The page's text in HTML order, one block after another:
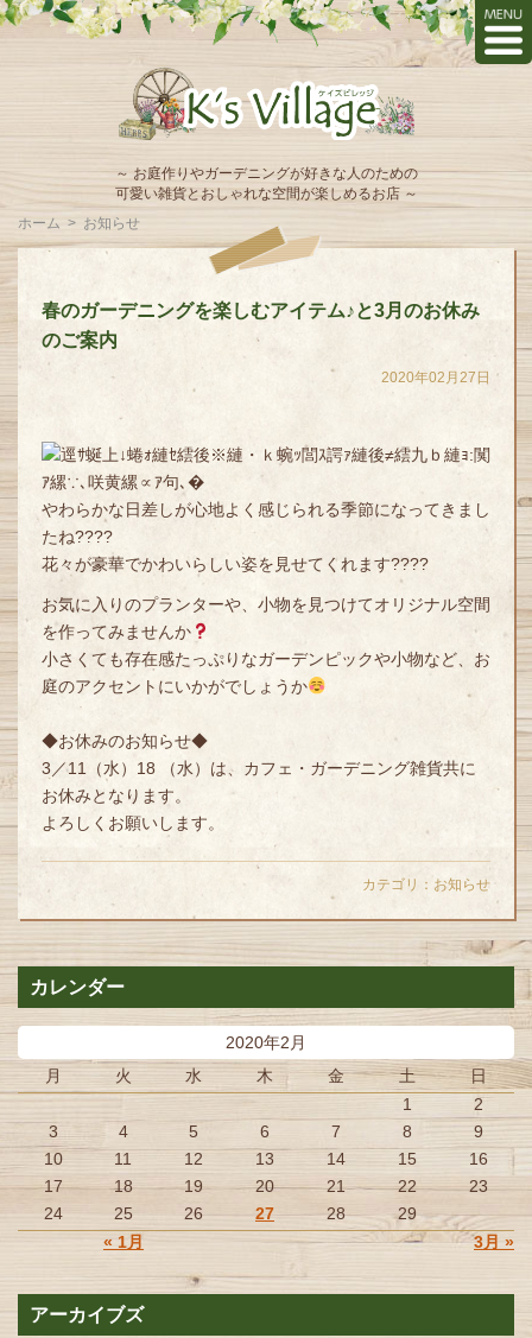
～ お庭作りやガーデニングが好きな人のための
可愛い雑貨とおしゃれな空間が楽しめるお店 ～
ホーム > お知らせ
春のガーデニングを楽しむアイテム♪と3月のお休み
のご案内
2020年02月27日
やわらかな日差しが心地よく感じられる季節になってきまし
たね????
花々が豪華でかわいらしい姿を見せてくれます????
お気に入りのプランターや、小物を見つけてオリジナル空間
を作ってみませんか
小さくても存在感たっぷりなガーデンピックや小物など、お
庭のアクセントにいかがでしょうか
◆お休みのお知らせ◆
3／11（水）18 （水）は、カフェ・ガーデニング雑貨共に
お休みとなります。
よろしくお願いします。
カテゴリ： お知らせ
カレンダー
2020年2月
月
火 水 木 金 土 日
« 1月 3月 »
1
2
3
4 5 6 7 8
9
10
11 12 13 14 15
16
17
18 19 20 21 22
23
24
25 26 27 28 29
アーカイブズ